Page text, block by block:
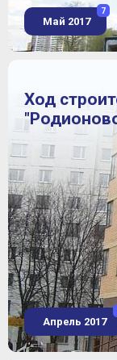
Май 2017
7
Ход
Апрель 2017